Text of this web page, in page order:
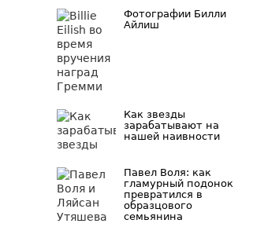
Фотографии Билли
Айлиш
Как звезды
зарабатывают на
нашей наивности
Павел Воля: как
гламурный подонок
превратился в
образцового
семьянина